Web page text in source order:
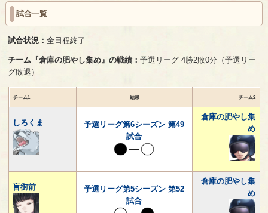
試合一覧
試合状況：全日程終了
チーム『倉庫の肥やし集め』の戦績：予選リーグ 4勝2敗0分（予選リー
グ敗退）
チーム1 結果 チーム2
しろくま
予選リーグ第6シーズン 第49
試合
倉庫の肥やし集
め
盲御前
予選リーグ第5シーズン 第52
試合
倉庫の肥やし集
め